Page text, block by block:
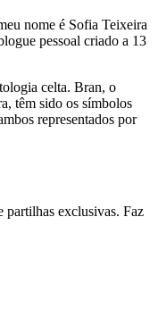
nome é Sofia Teixeira
pessoal criado a 13
celta. Bran, o
têm sido os símbolos
representados por
partilhas exclusivas. Faz